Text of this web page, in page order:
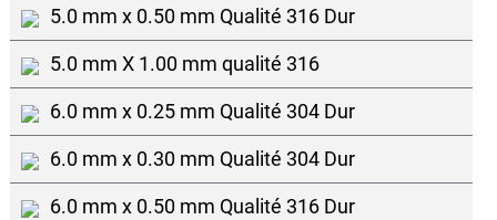
5.0 mm x 0.50 mm Qualité 316 Dur
5.0 mm X 1.00 mm qualité 316
6.0 mm x 0.25 mm Qualité 304 Dur
6.0 mm x 0.30 mm Qualité 304 Dur
6.0 mm x 0.50 mm Qualité 316 Dur